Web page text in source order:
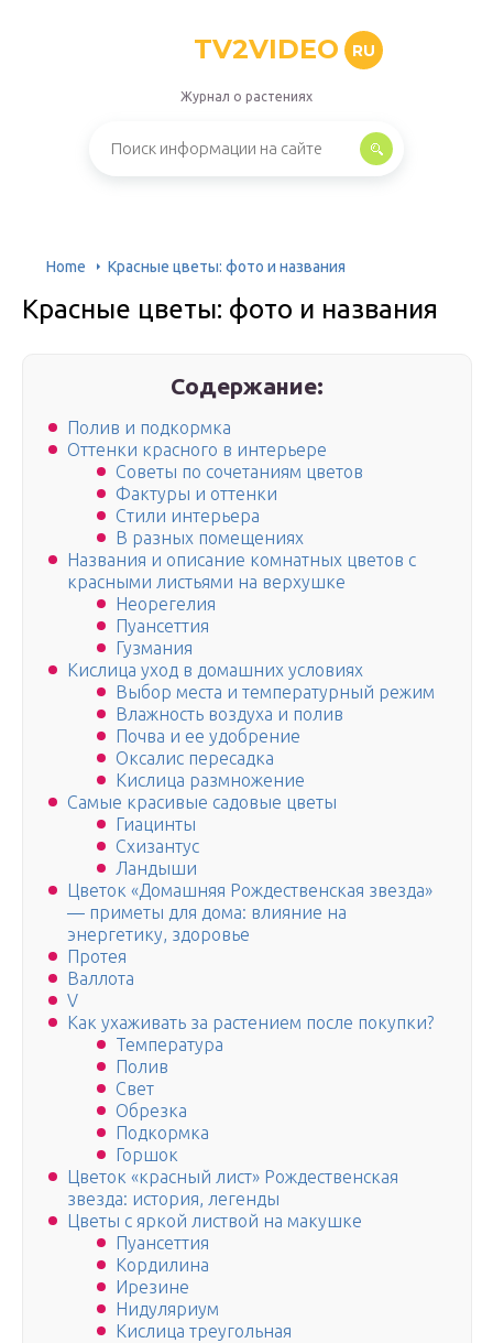
TV2VIDEO RU
Журнал о растениях
Home Красные цветы: фото и названия
Красные цветы: фото и названия
Содержание:
Полив и подкормка
Оттенки красного в интерьере
Советы по сочетаниям цветов
Фактуры и оттенки
Стили интерьера
В разных помещениях
Названия и описание комнатных цветов с
красными листьями на верхушке
Неорегелия
Пуансеттия
Гузмания
Кислица уход в домашних условиях
Выбор места и температурный режим
Влажность воздуха и полив
Почва и ее удобрение
Оксалис пересадка
Кислица размножение
Самые красивые садовые цветы
Гиацинты
Схизантус
Ландыши
Цветок «Домашняя Рождественская звезда»
— приметы для дома: влияние на
энергетику, здоровье
Протея
Валлота
V
Как ухаживать за растением после покупки?
Температура
Полив
Свет
Обрезка
Подкормка
Горшок
Цветок «красный лист» Рождественская
звезда: история, легенды
Цветы с яркой листвой на макушке
Пуансеттия
Кордилина
Ирезине
Нидуляриум
Кислица треугольная